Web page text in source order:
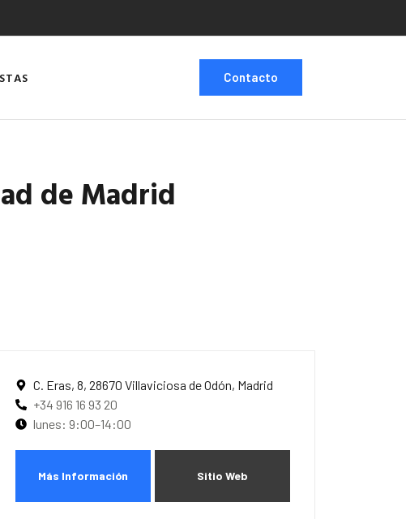
Contacto
de Madrid
C. Eras, 8, 28670 Villaviciosa de Odón, Madrid
+34 916 16 93 20
lunes: 9:00–14:00
Más Información Sitio Web